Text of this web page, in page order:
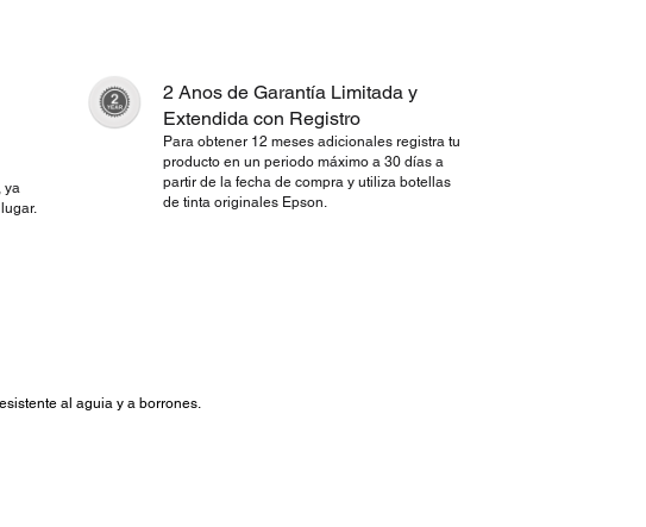
ya
2 Anos de Garantía Limitada y
Extendida con Registro
Para obtener 12 meses adicionales registra tu
producto en un periodo máximo a 30 días a
partir de la fecha de compra y utiliza botellas
de tinta originales Epson.
al aguia y a borrones.